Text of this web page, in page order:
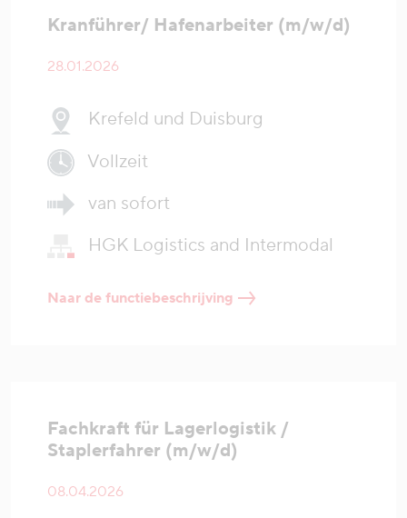
Kranführer/ Hafenarbeiter (m/w/d)
28.01.2026
Krefeld und Duisburg
Vollzeit
van sofort
HGK Logistics and Intermodal
Naar de functiebeschrijving
Fachkraft für Lagerlogistik /
Staplerfahrer (m/w/d)
08.04.2026